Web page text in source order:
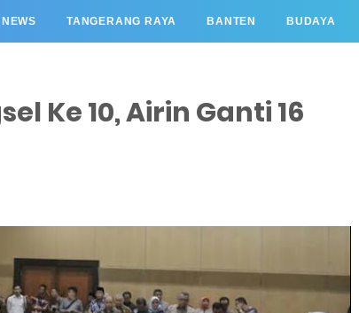
NEWS TANGERANG RAYA BANTEN BUDAYA
Ke 10, Airin Ganti 16